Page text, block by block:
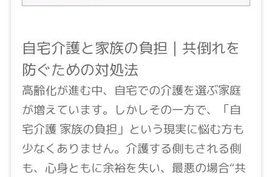
自宅介護と家族の負担｜共倒れを
防ぐための対処法
高齢化が進む中、自宅での介護を選ぶ家庭
が増えています。しかしその一方で、「自
宅介護 家族の負担」という現実に悩む方も
少なくありません。介護する側もされる側
も、心身ともに余裕を失い、最悪の場合“共